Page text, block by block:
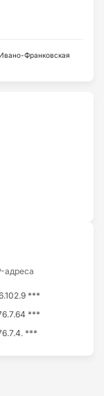
Франковская
адресa
***
***
***